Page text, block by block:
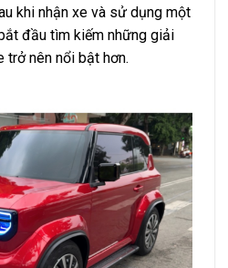
khi nhận xe và sử dụng một
đầu tìm kiếm những giải
trở nên nổi bật hơn.